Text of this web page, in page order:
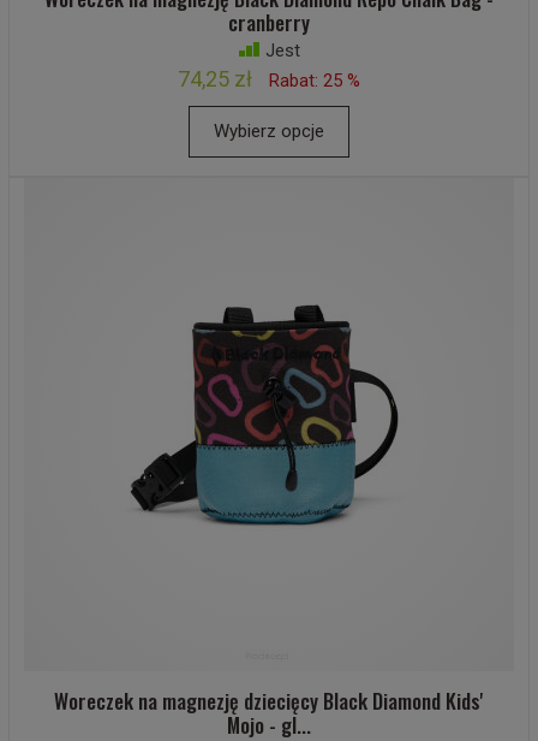
cranberry
Jest
74,25 zł Rabat: 25 %
Wybierz opcje
Woreczek na magnezję dziecięcy Black Diamond Kids'
Mojo - gl...